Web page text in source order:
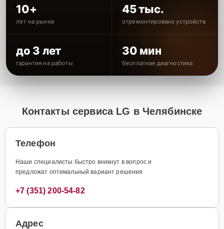
10+
лет на рынке
45 тыс.
отремонтировано устройств
до 3 лет
гарантия на работы
30 мин
бесплатная диагностика
Контакты сервиса LG в Челябинске
Телефон
Наши специалисты быстро вникнут в вопрос и
предложат оптимальный вариант решения
+7 (351) 200-54-82
Адрес